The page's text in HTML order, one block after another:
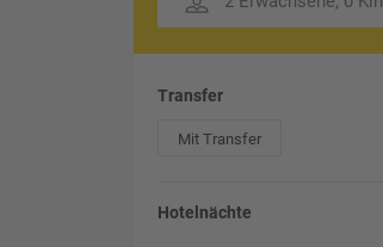
Transfer
Mit Transfer
Hotelnächte